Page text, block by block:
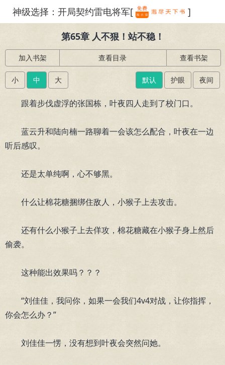
神级选择：开局契约雷电将军[ ]
第65章 人不狠！站不稳！
加入书架 查看目录 查看书架
小 中 大 默认 护眼 夜间
跟着步伐虚浮的张国栋，叶夜四人走到了校门口。
蓝云升和陆向楠一路聊着一会该怎么配合，叶夜在一边
听后感叹。
还是太单纯啊，心不够黑。
什么让棉花糖捆绑住敌人，小猴子上去攻击。
还有什么小猴子上去佯攻，棉花糖藏在小猴子身上然后
偷袭。
这种能出效果吗？？？
“刘佳佳，我问你，如果一会我们4v4对战，让你指挥，
你会怎么办？”
刘佳佳一愣，没有想到叶夜会突然问她。